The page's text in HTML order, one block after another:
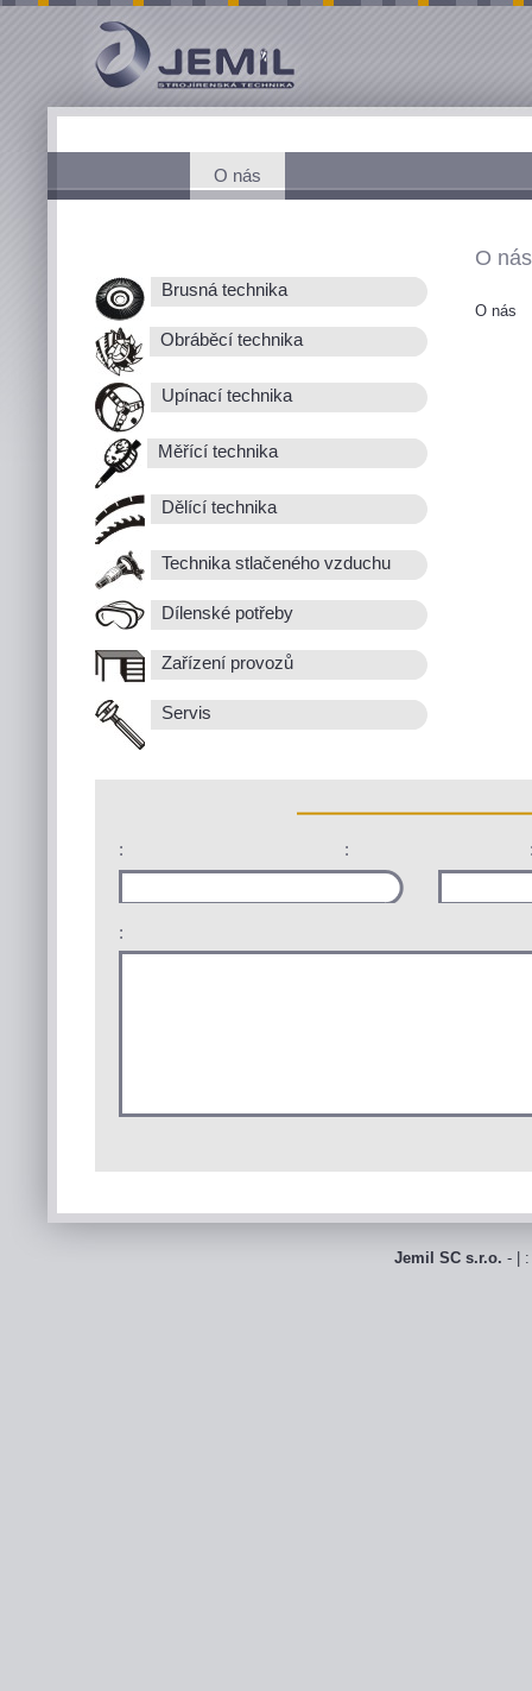
O nás
Brusná technika
Obráběcí technika
Upínací technika
Měřící technika
Dělící technika
Technika stlačeného vzduchu
Dílenské potřeby
Zařízení provozů
Servis
O nás
O nás
: :
:
Jemil SC s.r.o. - |